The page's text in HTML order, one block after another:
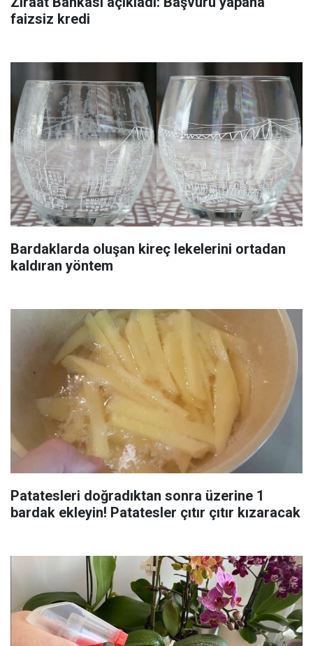
faizsiz kredi
Bardaklarda oluşan kireç lekelerini ortadan
kaldıran yöntem
Patatesleri doğradıktan sonra üzerine 1
bardak ekleyin! Patatesler çıtır çıtır kızaracak